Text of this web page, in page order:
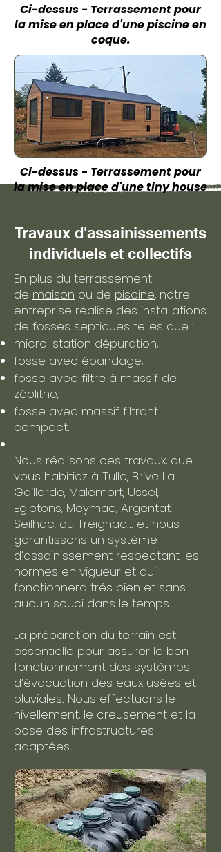
Ci-dessus - Terrassement pour
la mise en place d'une piscine en
coque.
Ci-dessus - Terrassement pour
la mise en place d'une tiny house
Travaux d'assainissements
individuels et collectifs
En plus du terrassement
de maison ou de piscine, notre
entreprise réalise des installations
de fosses septiques telles que :
micro-station dépuration,
fosse avec épandage,
fosse avec filtre à massif de
zéolithe,
fosse avec massif filtrant
compact.
Nous réalisons ces travaux, que
vous habitiez à Tulle, Brive La
Gaillarde, Malemort, Ussel,
Egletons, Meymac, Argentat,
Seilhac, ou Treignac... et nous
garantissons un système
d'assainissement respectant les
normes en vigueur et qui
fonctionnera trés bien et sans
aucun souci dans le temps.
La préparation du terrain est
essentielle pour assurer le bon
fonctionnement des systèmes
d’évacuation des eaux usées et
pluviales. Nous effectuons le
nivellement, le creusement et la
pose des infrastructures
adaptées.